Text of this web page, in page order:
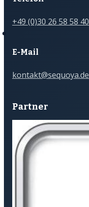
+49 (0)30 26 58 58 40
E-Mail
kontakt@sequoya.de
Partner